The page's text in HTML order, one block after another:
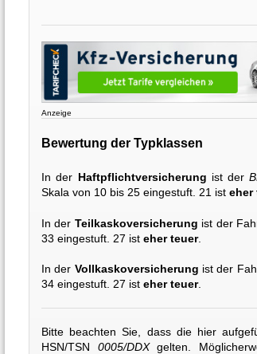
Anzeige
Bewertung der Typklassen
In der Haftpflichtversicherung ist der
Skala von 10 bis 25 eingestuft. 21 ist eher
In der Teilkaskoversicherung ist der
33 eingestuft. 27 ist eher teuer.
In der Vollkaskoversicherung ist der
34 eingestuft. 27 ist eher teuer.
Bitte beachten Sie, dass die hier
HSN/TSN 0005/DDXgelten.